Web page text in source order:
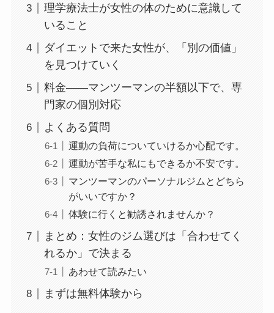
理学療法士が女性の体のために意識して
いること
ダイエットで来た女性が、「別の価値」
を見つけていく
料金——マンツーマンの半額以下で、専
門家の個別対応
よくある質問
運動の負荷についていけるか心配です。
運動が苦手な私にもできるか不安です。
マンツーマンのパーソナルジムとどちら
がいいですか？
体験に行くと勧誘されませんか？
まとめ：女性のジム選びは「合わせてく
れるか」で決まる
あわせて読みたい
まずは無料体験から